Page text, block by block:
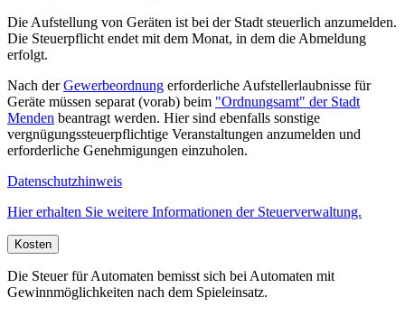
Die Aufstellung von Geräten ist bei der Stadt steuerlich anzumelden.
Die Steuerpflicht endet mit dem Monat, in dem die Abmeldung
erfolgt.
Nach derGewerbeordnung erforderliche Aufstellerlaubnisse für
Geräte müssen separat (vorab) beim "Ordnungsamt" der Stadt
Menden beantragt werden. Hier sind ebenfalls sonstige
vergnügungssteuerpflichtige Veranstaltungen anzumelden und
erforderliche Genehmigungen einzuholen.
Datenschutzhinweis
Hier erhalten Sie weitere Informationen der Steuerverwaltung.
Kosten
Die Steuer für Automaten bemisst sich bei Automaten mit
Gewinnmöglichkeiten nach dem Spieleinsatz.